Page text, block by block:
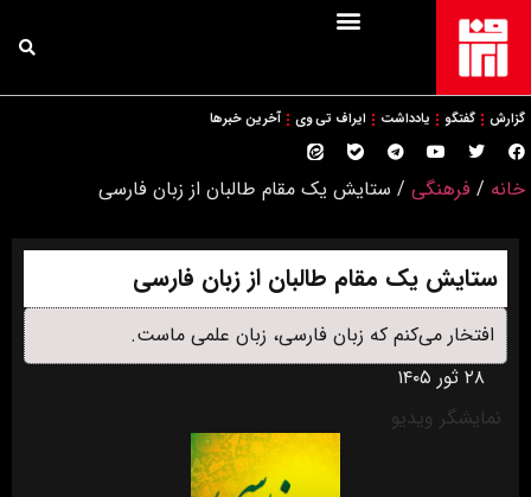
گزارش گفتگو یادداشت ایراف تی وی آخرین خبرها
خانه / فرهنگی / ستایش یک مقام طالبان از زبان فارسی
ستایش یک مقام طالبان از زبان فارسی
افتخار می‌کنم که زبان فارسی، زبان علمی ماست.
۲۸ ثور ۱۴۰۵
نمایشگر ویدیو